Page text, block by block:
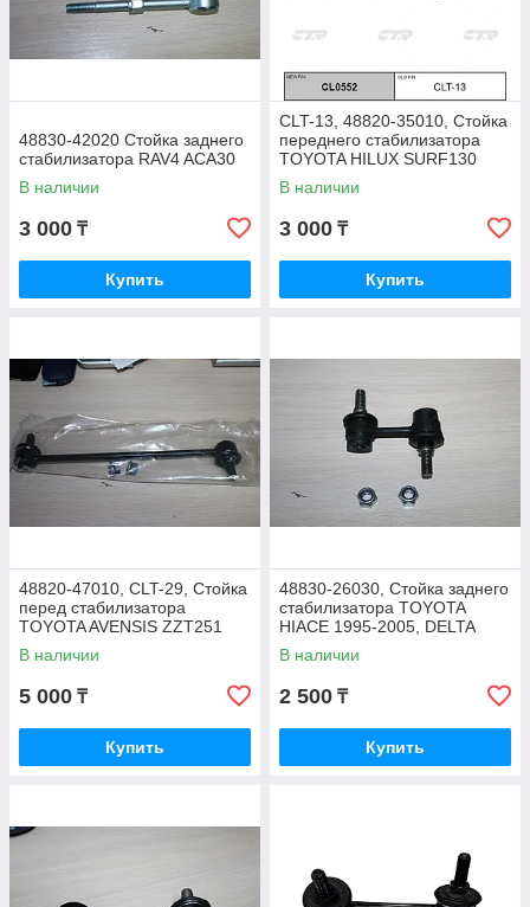
48830-42020 Стойка заднего
стабилизатора RAV4 ACA30
В наличии
3 000 ₸
Купить
CLT-13, 48820-35010, Стойка
переднего стабилизатора
TOYOTA HILUX SURF130
VZN130 1989-1995, CTR
KOREA
В наличии
3 000 ₸
Купить
48820-47010, CLT-29, Стойка
перед стабилизатора
TOYOTA AVENSIS ZZT251
2003-04, AZT251, RBI
THAILAND
В наличии
5 000 ₸
Купить
48830-26030, Стойка заднего
стабилизатора TOYOTA
HIACE 1995-2005, DELTA
В наличии
2 500 ₸
Купить